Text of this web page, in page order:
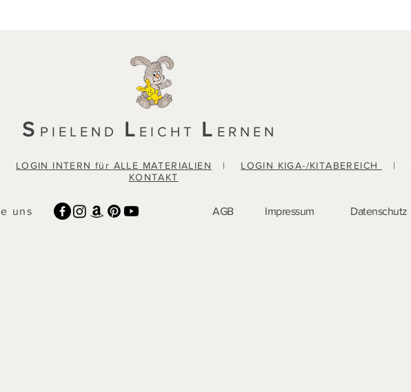
S PIELEND L EICHT L ERNEN
LOGIN INTERN für ALLE MATERIALIEN | LOGIN KIGA-/KITABEREICH |
KONTAKT
uns AGB Impressum Datenschutz